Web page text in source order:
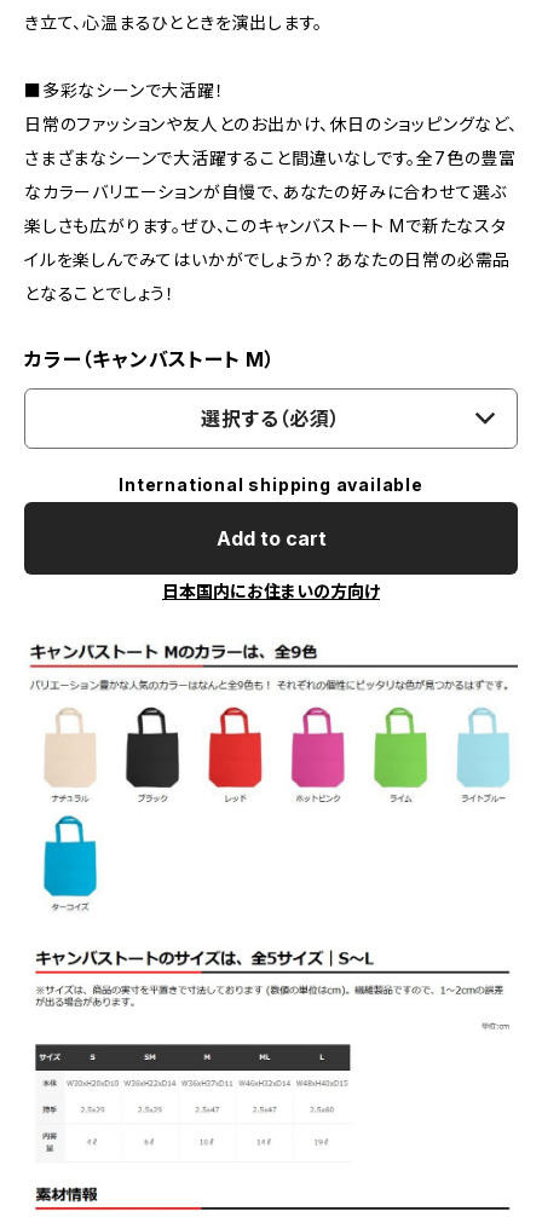
き立て、心温まるひとときを演出します。
■多彩なシーンで大活躍！
日常のファッションや友人とのお出かけ、休日のショッピングなど、
さまざまなシーンで大活躍すること間違いなしです。全7色の豊富
なカラーバリエーションが自慢で、あなたの好みに合わせて選ぶ
楽しさも広がります。ぜひ、このキャンバストート Mで新たなスタ
イルを楽しんでみてはいかがでしょうか？あなたの日常の必需品
となることでしょう！
カラー（キャンバストート M）
選択する（必須）
International shipping available
Add to cart
日本国内にお住まいの方向け